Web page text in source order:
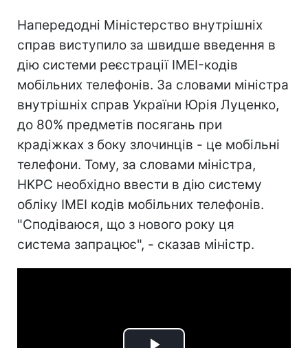
Напередодні Міністерство внутрішніх
справ виступило за швидше введення в
дію системи реєстрації IMEI-кодів
мобільних телефонів. За словами міністра
внутрішніх справ України Юрія Луценко,
до 80% предметів посягань при
крадіжках з боку злочинців - це мобільні
телефони. Тому, за словами міністра,
НКРС необхідно ввести в дію систему
обліку IMEI кодів мобільних телефонів.
"Сподіваюся, що з нового року ця
система запрацює", - сказав міністр.